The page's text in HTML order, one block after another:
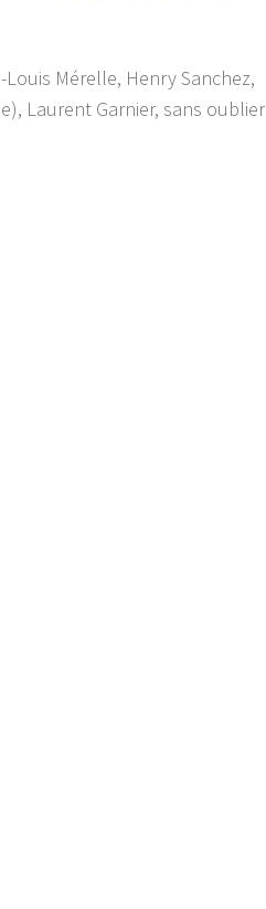
Mérelle, Henry Sanchez,
Laurent Garnier, sans oublier